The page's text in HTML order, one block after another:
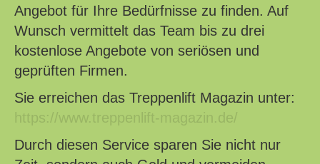
Angebot für Ihre Bedürfnisse zu finden. Auf
Wunsch vermittelt das Team bis zu drei
kostenlose Angebote von seriösen und
geprüften Firmen.
Sie erreichen das Treppenlift Magazin unter:
https://www.treppenlift-magazin.de/
Durch diesen Service sparen Sie nicht nur